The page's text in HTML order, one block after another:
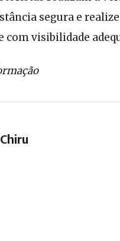
segura e
visibilidade